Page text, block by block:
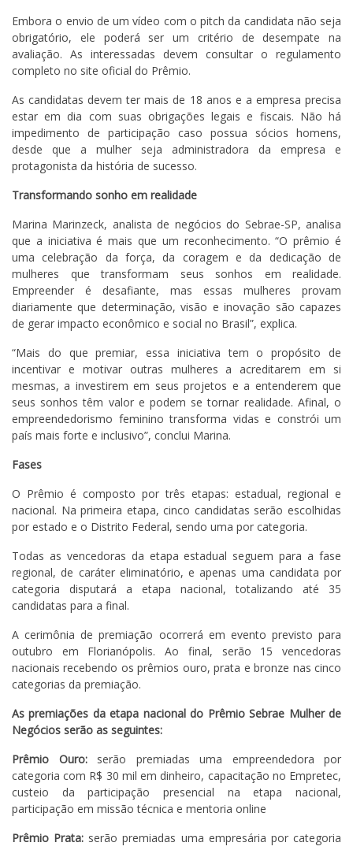
Embora o envio de um vídeo com o pitch da candidata não seja
obrigatório, ele poderá ser um critério de desempate na
avaliação. As interessadas devem consultar o regulamento
completo no site oficial do Prêmio.
As candidatas devem ter mais de 18 anos e a empresa precisa
estar em dia com suas obrigações legais e fiscais. Não há
impedimento de participação caso possua sócios homens,
desde que a mulher seja administradora da empresa e
protagonista da história de sucesso.
Transformando sonho em realidade
Marina Marinzeck, analista de negócios do Sebrae-SP, analisa
que a iniciativa é mais que um reconhecimento. “O prêmio é
uma celebração da força, da coragem e da dedicação de
mulheres que transformam seus sonhos em realidade.
Empreender é desafiante, mas essas mulheres provam
diariamente que determinação, visão e inovação são capazes
de gerar impacto econômico e social no Brasil”, explica.
“Mais do que premiar, essa iniciativa tem o propósito de
incentivar e motivar outras mulheres a acreditarem em si
mesmas, a investirem em seus projetos e a entenderem que
seus sonhos têm valor e podem se tornar realidade. Afinal, o
empreendedorismo feminino transforma vidas e constrói um
país mais forte e inclusivo”, conclui Marina.
Fases
O Prêmio é composto por três etapas: estadual, regional e
nacional. Na primeira etapa, cinco candidatas serão escolhidas
por estado e o Distrito Federal, sendo uma por categoria.
Todas as vencedoras da etapa estadual seguem para a fase
regional, de caráter eliminatório, e apenas uma candidata por
categoria disputará a etapa nacional, totalizando até 35
candidatas para a final.
A cerimônia de premiação ocorrerá em evento previsto para
outubro em Florianópolis. Ao final, serão 15 vencedoras
nacionais recebendo os prêmios ouro, prata e bronze nas cinco
categorias da premiação.
As premiações da etapa nacional do Prêmio Sebrae Mulher de
Negócios serão as seguintes:
Prêmio Ouro:serão premiadas uma empreendedora por
categoria com R$ 30 mil em dinheiro, capacitação no Empretec,
custeio da participação presencial na etapa nacional,
participação em missão técnica e mentoria online
Prêmio Prata: serão premiadas uma empresária por categoria